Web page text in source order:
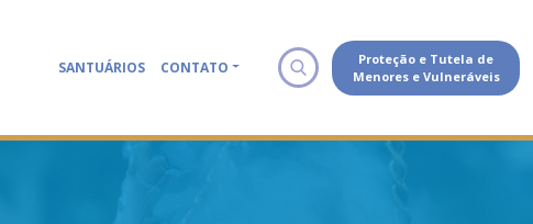
SANTUÁRIOS CONTATO
Proteção e Tutela de
Menores e Vulneráveis